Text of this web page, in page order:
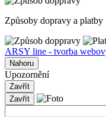
Způsoby dopravy a platby
ARSY line - tvorba
Nahoru
Upozornění
Zavřít
Zavřít